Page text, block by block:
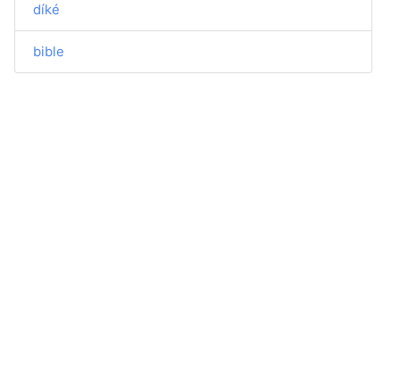
díké
bible